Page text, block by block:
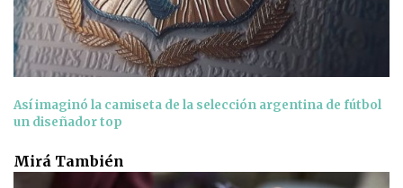
Así imaginó la camiseta de la selección argentina de fútbol
un diseñador top
Mirá También